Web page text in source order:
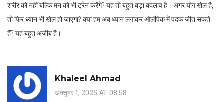
शरीर को नहीं बल्कि मन को भी ट्रेन करेंगे? यह तो बहुत बड़ा बदलाव है। अगर योग खेल है,
तो फिर ध्यान भी खेल हो जाएगा? क्या हम अब ध्यान लगाकर ओलंपिक में पदक जीत सकते
हैं? यह बहुत अजीब है।
Khaleel Ahmad
अक्तूबर 1, 2025 AT 08:58